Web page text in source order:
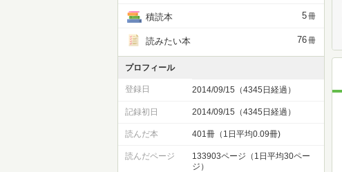
積読本 5冊
読みたい本 76冊
プロフィール
登録日 2014/09/15（4345日経過）
記録初日 2014/09/15（4345日経過）
読んだ本 401冊（1日平均0.09冊)
読んだページ
133903ページ（1日平均30ペー
ジ）